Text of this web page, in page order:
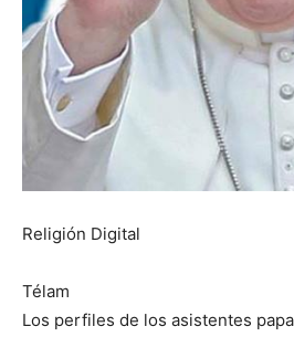
Religión Digital
Télam
Los perfiles de los asistentes